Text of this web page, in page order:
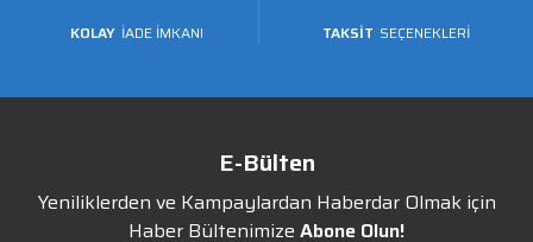
KOLAY İADE İMKANI TAKSİT SEÇENEKLERİ
E-Bülten
Yeniliklerden ve Kampaylardan Haberdar Olmak için
Haber Bültenimize Abone Olun!